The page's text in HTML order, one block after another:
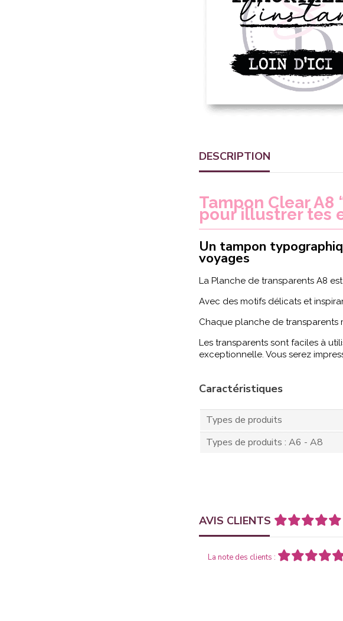
DESCRIPTION
Tampon Clear
pour illustrer tes
Un tampon
voyages
La Planche de transparents A8
Avec des motifs délicats et
Chaque planche de transparents
Les transparents sont faciles à
exceptionnelle. Vous serez
Caractéristiques
Types de produits
Types de produits : A6 - A8
AVIS CLIENTS
La note des clients :